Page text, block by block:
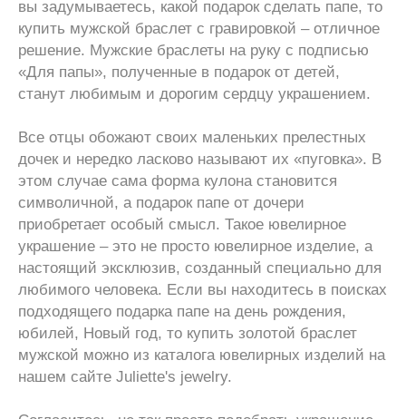
вы задумываетесь, какой подарок сделать папе, то
купить мужской браслет с гравировкой – отличное
решение. Мужские браслеты на руку с подписью
«Для папы», полученные в подарок от детей,
станут любимым и дорогим сердцу украшением.
Все отцы обожают своих маленьких прелестных
дочек и нередко ласково называют их «пуговка». В
этом случае сама форма кулона становится
символичной, а подарок папе от дочери
приобретает особый смысл. Такое ювелирное
украшение – это не просто ювелирное изделие, а
настоящий эксклюзив, созданный специально для
любимого человека. Если вы находитесь в поисках
подходящего подарка папе на день рождения,
юбилей, Новый год, то купить золотой браслет
мужской можно из каталога ювелирных изделий на
нашем сайте Juliette's jewelry.